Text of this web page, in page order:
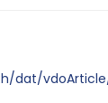
dat/